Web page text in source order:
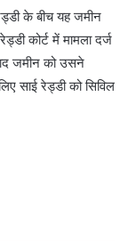
के बीच यह जमीन
कोर्ट में मामला दर्ज
जमीन को उसने
साई रेड्डी को सिविल